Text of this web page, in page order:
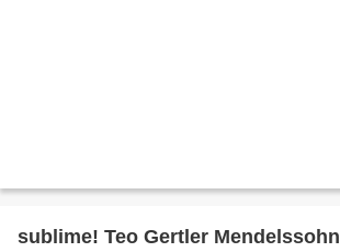
sublime! Teo Gertler Mendelssohn Saint